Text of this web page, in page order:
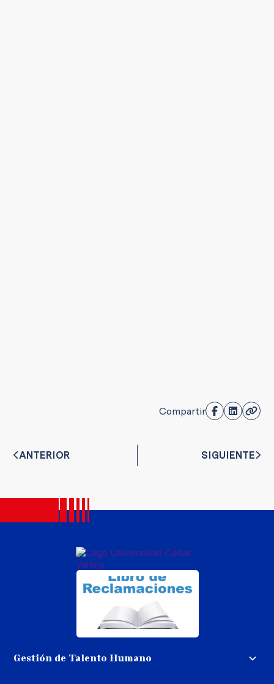
Compartir
ANTERIOR SIGUIENTE
Gestión de Talento Humano